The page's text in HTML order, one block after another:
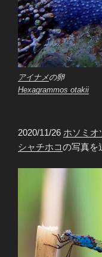
アイナメの卵
Hexagrammos otakii
2020/11/26 ホソミオ
シャチホコの写真を